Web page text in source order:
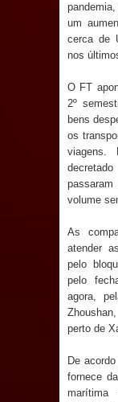
um
cerca de
nos
O FT
2º
bens
os
viagens.
volume
As
atender
pelo
pelo
agora,
perto de
De
fornece